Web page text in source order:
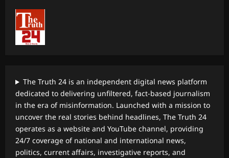
The Truth 24 is an independent digital news platform
dedicated to delivering unfiltered, fact-based journalism
in the era of misinformation. Launched with a mission to
uncover the real stories behind headlines, The Truth 24
operates as a website and YouTube channel, providing
24/7 coverage of national and international news,
politics, current affairs, investigative reports, and